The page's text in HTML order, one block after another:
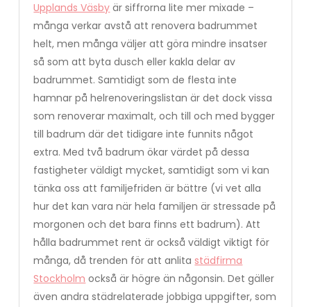
Upplands Väsby är siffrorna lite mer mixade –
många verkar avstå att renovera badrummet
helt, men många väljer att göra mindre insatser
så som att byta dusch eller kakla delar av
badrummet. Samtidigt som de flesta inte
hamnar på helrenoveringslistan är det dock vissa
som renoverar maximalt, och till och med bygger
till badrum där det tidigare inte funnits något
extra. Med två badrum ökar värdet på dessa
fastigheter väldigt mycket, samtidigt som vi kan
tänka oss att familjefriden är bättre (vi vet alla
hur det kan vara när hela familjen är stressade på
morgonen och det bara finns ett badrum). Att
hålla badrummet rent är också väldigt viktigt för
många, då trenden för att anlita städfirma
Stockholm också är högre än någonsin. Det gäller
även andra städrelaterade jobbiga uppgifter, som